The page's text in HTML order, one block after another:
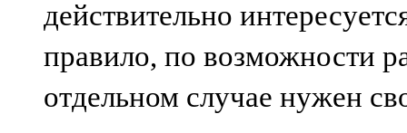
действительно
правило, по возможности
отдельном случае нужен